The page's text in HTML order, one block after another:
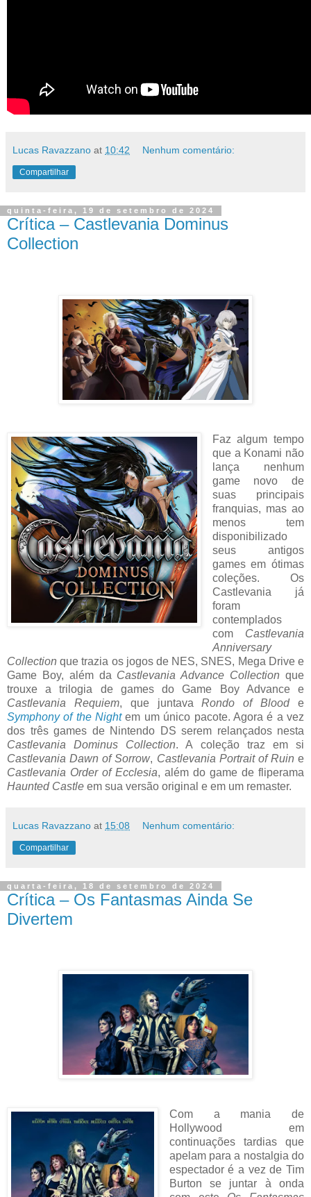
Lucas Ravazzano at 10:42 Nenhum comentário:
Compartilhar
quinta-feira, 19 de setembro de 2024
Crítica – Castlevania Dominus
Collection
Faz algum tempo
que a Konami não
lança nenhum
game novo de
suas principais
franquias, mas ao
menos tem
disponibilizado
seus antigos
games em ótimas
coleções. Os
Castlevania já
foram
contemplados
com Castlevania
Anniversary
Collection que trazia os jogos de NES, SNES, Mega Drive e
Game Boy, além da Castlevania Advance Collection que
trouxe a trilogia de games do Game Boy Advance e
Castlevania Requiem, que juntavaRondo of Bloode
Symphony of the Night em um único pacote. Agora é a vez
dos três games de Nintendo DS serem relançados nesta
Castlevania Dominus Collection. A coleção traz em si
Castlevania Dawn of Sorrow, Castlevania Portrait of Ruin e
Castlevania Order of Ecclesia, além do game de fliperama
Haunted Castle em sua versão original e em um remaster.
Lucas Ravazzano at 15:08 Nenhum comentário:
Compartilhar
quarta-feira, 18 de setembro de 2024
Crítica – Os Fantasmas Ainda Se
Divertem
Com a mania de
Hollywood em
continuações tardias que
apelam para a nostalgia do
espectador é a vez de Tim
Burton se juntar à onda